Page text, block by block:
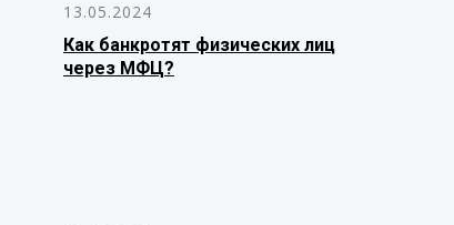
13.05.2024
Как банкротят физических лиц
через МФЦ?